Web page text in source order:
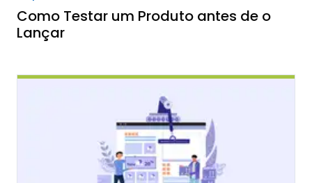
Como Testar um Produto antes de o
Lançar